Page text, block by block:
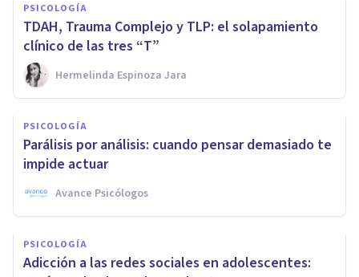
PSICOLOGÍA
TDAH, Trauma Complejo y TLP: el solapamiento
clínico de las tres “T”
Hermelinda Espinoza Jara
PSICOLOGÍA
Parálisis por análisis: cuando pensar demasiado te
impide actuar
Avance Psicólogos
PSICOLOGÍA
Adicción a las redes sociales en adolescentes: